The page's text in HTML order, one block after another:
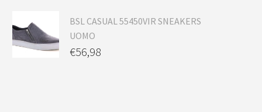
BSL CASUAL 55450VIR SNEAKERS
UOMO
€56,98